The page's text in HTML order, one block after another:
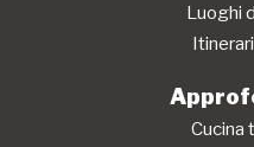
Luoghi
Cucina